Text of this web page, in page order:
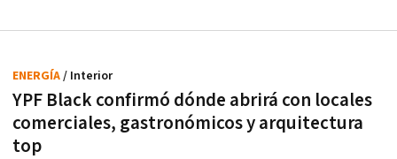
YPF Black confirmó dónde abrirá con locales
comerciales, gastronómicos y arquitectura
top
ENERGÍA/ Interior